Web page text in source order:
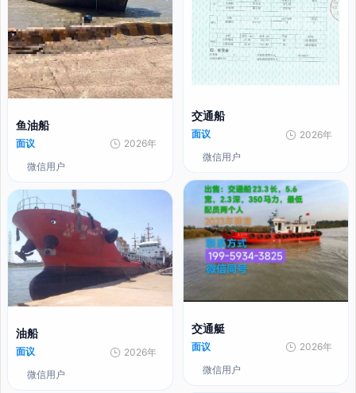
鱼油船
面议
2026年
微信用户
油船
面议
2026年
微信用户
交通船
面议
2026年
微信用户
交通艇
面议
2026年
微信用户